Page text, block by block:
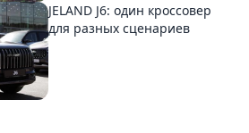
JELAND J6: один кроссовер
для разных сценариев